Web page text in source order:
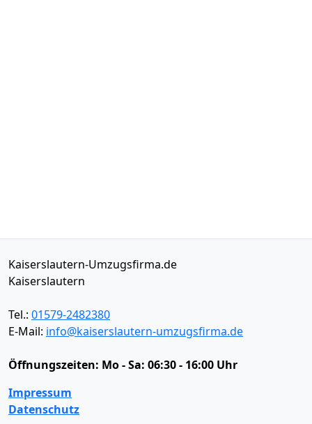
Kaiserslautern-Umzugsfirma.de
Kaiserslautern
Tel.: 01579-2482380
E-Mail: info@kaiserslautern-umzugsfirma.de
Öffnungszeiten: Mo - Sa: 06:30 - 16:00 Uhr
Impressum
Datenschutz